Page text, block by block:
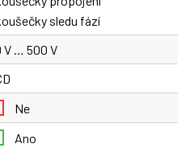
sledu fází
V … 500 V
Ne
Ano